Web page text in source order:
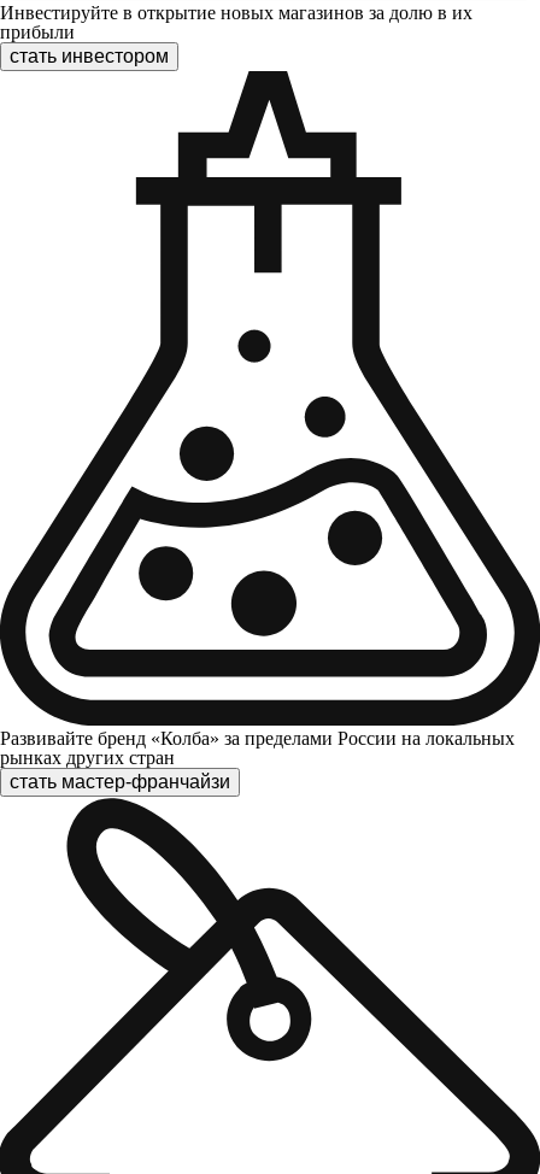
Инвестируйте в открытие новых магазинов за долю в их
прибыли
стать инвестором
Развивайте бренд «Колба» за пределами России на локальных
рынках других стран
стать мастер-франчайзи